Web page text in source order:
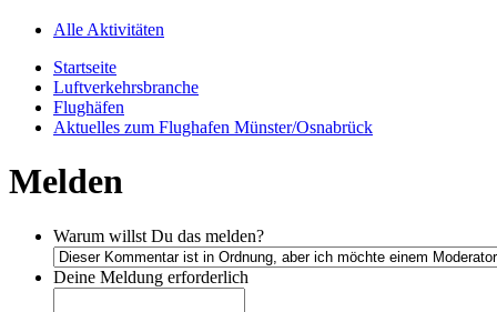
Alle Aktivitäten
Startseite
Luftverkehrsbranche
Flughäfen
Aktuelles zum Flughafen Münster/Osnabrück
Melden
Warum willst Du das melden?
Deine Meldung erforderlich